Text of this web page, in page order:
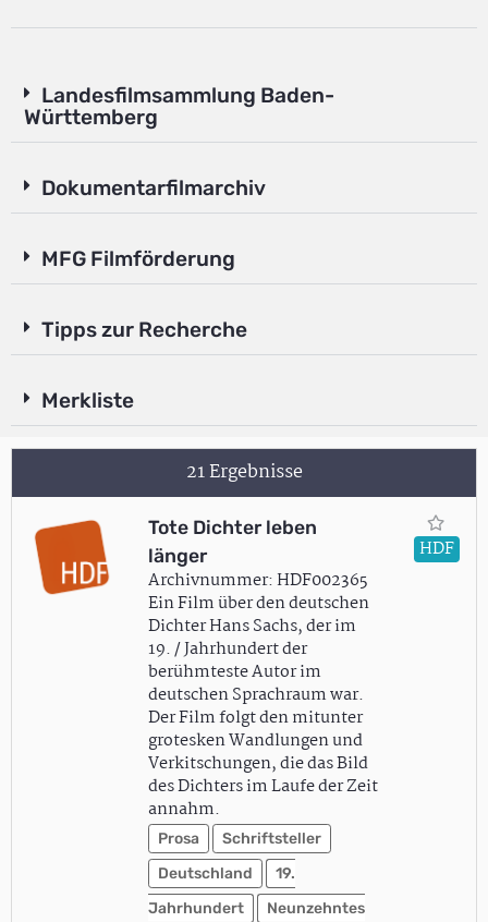
Landesfilmsammlung Baden-
Württemberg
Dokumentarfilmarchiv
MFG Filmförderung
Tipps zur Recherche
Merkliste
21 Ergebnisse
Tote Dichter leben
länger
Archivnummer: HDF002365
Ein Film über den deutschen
Dichter Hans Sachs, der im
19. / Jahrhundert der
berühmteste Autor im
deutschen Sprachraum war.
Der Film folgt den mitunter
grotesken Wandlungen und
Verkitschungen, die das Bild
des Dichters im Laufe der Zeit
annahm.
Prosa
Schriftsteller
Deutschland
19.
Jahrhundert
Neunzehntes
HDF